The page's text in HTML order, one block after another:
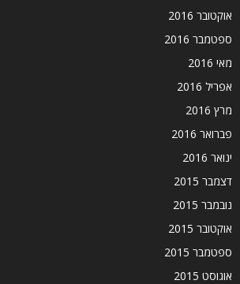
אוקטובר 2016
ספטמבר 2016
מאי 2016
אפריל 2016
מרץ 2016
פברואר 2016
ינואר 2016
דצמבר 2015
נובמבר 2015
אוקטובר 2015
ספטמבר 2015
אוגוסט 2015